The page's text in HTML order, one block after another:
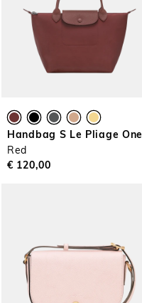
Handbag S Le Pliage One
Red
€ 120,00